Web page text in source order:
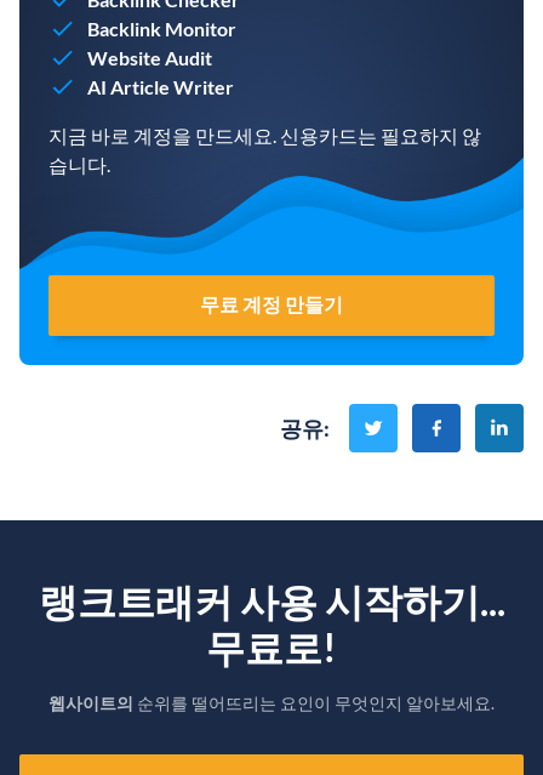
Backlink Monitor
Website Audit
AI Article Writer
지금 바로 계정을 만드세요. 신용카드는 필요하지 않
습니다.
무료 계정 만들기
공유:
랭크트래커 사용 시작하기...
무료로!
웹사이트의 순위를 떨어뜨리는 요인이 무엇인지 알아보세요.